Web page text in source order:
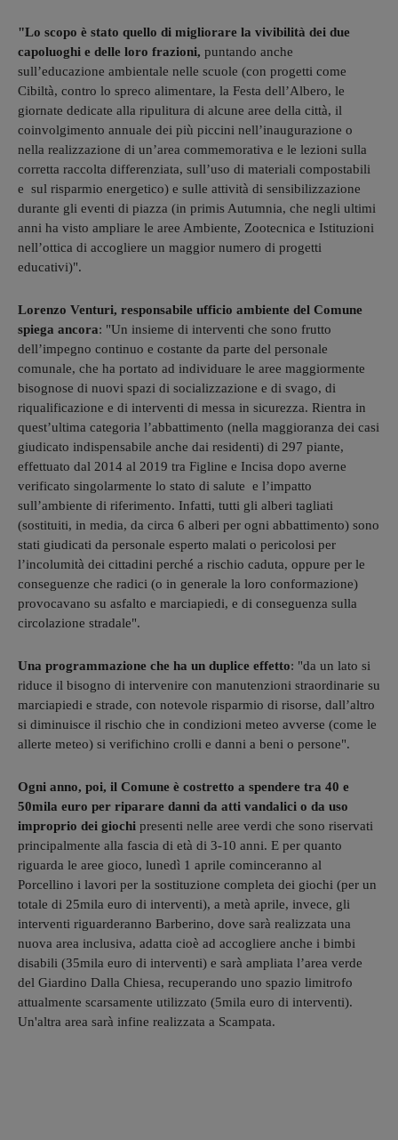
"Lo scopo è stato quello di migliorare la vivibilità dei due
capoluoghi e delle loro frazioni, puntando anche
sull’educazione ambientale nelle scuole (con progetti come
Cibiltà, contro lo spreco alimentare, la Festa dell’Albero, le
giornate dedicate alla ripulitura di alcune aree della città, il
coinvolgimento annuale dei più piccini nell’inaugurazione o
nella realizzazione di un’area commemorativa e le lezioni sulla
corretta raccolta differenziata, sull’uso di materiali compostabili
e sul risparmio energetico) e sulle attività di sensibilizzazione
durante gli eventi di piazza (in primis Autumnia, che negli ultimi
anni ha visto ampliare le aree Ambiente, Zootecnica e Istituzioni
nell’ottica di accogliere un maggior numero di progetti
educativi)".
Lorenzo Venturi, responsabile ufficio ambiente del Comune
spiega ancora: "Un insieme di interventi che sono frutto
dell’impegno continuo e costante da parte del personale
comunale, che ha portato ad individuare le aree maggiormente
bisognose di nuovi spazi di socializzazione e di svago, di
riqualificazione e di interventi di messa in sicurezza. Rientra in
quest’ultima categoria l’abbattimento (nella maggioranza dei casi
giudicato indispensabile anche dai residenti) di 297 piante,
effettuato dal 2014 al 2019 tra Figline e Incisa dopo averne
verificato singolarmente lo stato di salute e l’impatto
sull’ambiente di riferimento. Infatti, tutti gli alberi tagliati
(sostituiti, in media, da circa 6 alberi per ogni abbattimento) sono
stati giudicati da personale esperto malati o pericolosi per
l’incolumità dei cittadini perché a rischio caduta, oppure per le
conseguenze che radici (o in generale la loro conformazione)
provocavano su asfalto e marciapiedi, e di conseguenza sulla
circolazione stradale".
Una programmazione che ha un duplice effetto: "da un lato si
riduce il bisogno di intervenire con manutenzioni straordinarie su
marciapiedi e strade, con notevole risparmio di risorse, dall’altro
si diminuisce il rischio che in condizioni meteo avverse (come le
allerte meteo) si verifichino crolli e danni a beni o persone".
Ogni anno, poi, il Comune è costretto a spendere tra 40 e
50mila euro per riparare danni da atti vandalici o da uso
improprio dei giochi presenti nelle aree verdi che sono riservati
principalmente alla fascia di età di 3-10 anni. E per quanto
riguarda le aree gioco, lunedì 1 aprile cominceranno al
Porcellino i lavori per la sostituzione completa dei giochi (per un
totale di 25mila euro di interventi), a metà aprile, invece, gli
interventi riguarderanno Barberino, dove sarà realizzata una
nuova area inclusiva, adatta cioè ad accogliere anche i bimbi
disabili (35mila euro di interventi) e sarà ampliata l’area verde
del Giardino Dalla Chiesa, recuperando uno spazio limitrofo
attualmente scarsamente utilizzato (5mila euro di interventi).
Un'altra area sarà infine realizzata a Scampata.